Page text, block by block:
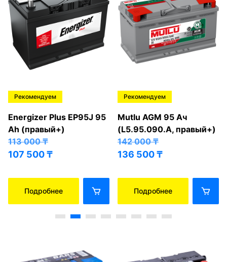
Рекомендуем
Energizer Plus EP95J 95
Ah (правый+)
113 000₸
107 500₸
Подробнее
Рекомендуем
Mutlu AGM 95 Ач
(L5.95.090.A, правый+)
142 000₸
136 500₸
Подробнее